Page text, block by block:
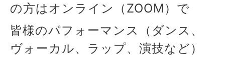
の方はオンライン（ZOOM）で
皆様のパフォーマンス（ダンス、
ヴォーカル、ラップ、演技など）